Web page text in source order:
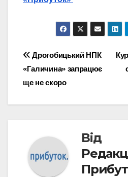
Навігація
записів
Дрогобицький НПК
«Галичина» запрацює
ще не скоро
Від